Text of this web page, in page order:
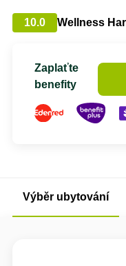
10.0 Wellness
Zaplaťte
benefity
Výběr ubytování